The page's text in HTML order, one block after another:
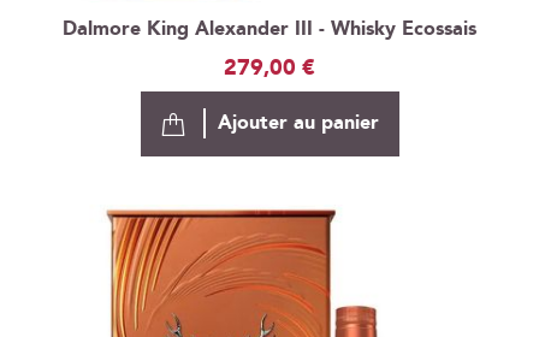
Dalmore King Alexander III - Whisky Ecossais
279,00 €
Ajouter au panier